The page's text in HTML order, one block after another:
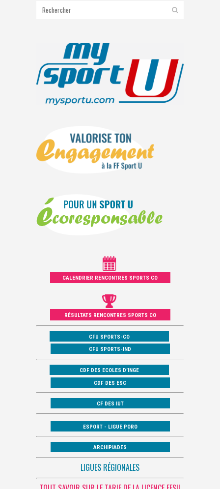
CALENDRIER RENCONTRES SPORTS CO
RÉSULTATS RENCONTRES SPORTS CO
CFU SPORTS-CO
CFU SPORTS-IND
CDF DES ECOLES D’INGE
CDF DES ESC
CF DES IUT
ESPORT - LIGUE PORO
ARCHIPIADES
LIGUES RÉGIONALES